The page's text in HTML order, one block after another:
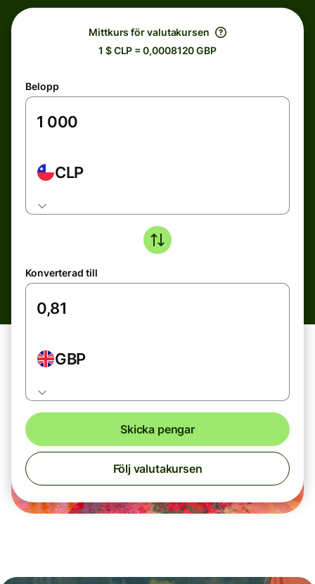
Mittkurs för valutakursen
1 $ CLP = 0,0008120 GBP
Belopp
CLP
Konverterad till
GBP
Skicka pengar
Följ valutakursen